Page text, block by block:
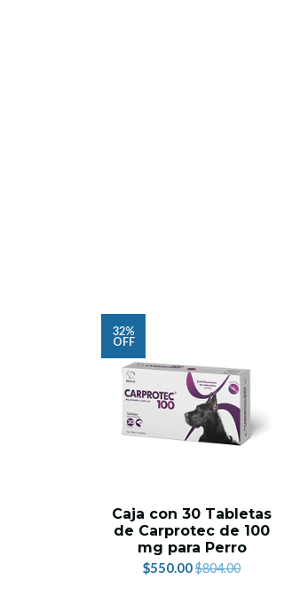
32%
OFF
Caja con 30 Tabletas
de Carprotec de 100
mg para Perro
$550.00$804.00